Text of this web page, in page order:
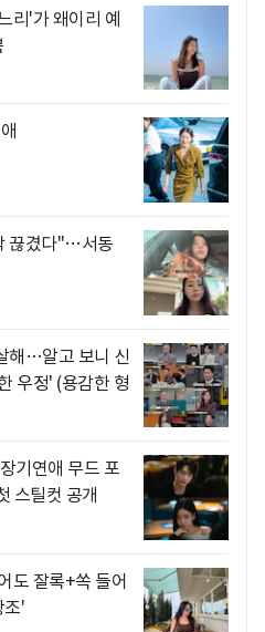
리'가 왜이리 예
끊겼다"…서동
해…알고 보니 신
우정' (용감한 형
기연애 무드 포
스틸컷 공개
도 잘록+쏙 들어
조'